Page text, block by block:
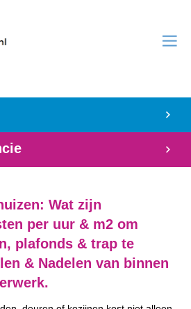
Wat zijn
per uur & m2 om
plafonds & trap te
& Nadelen van binnen